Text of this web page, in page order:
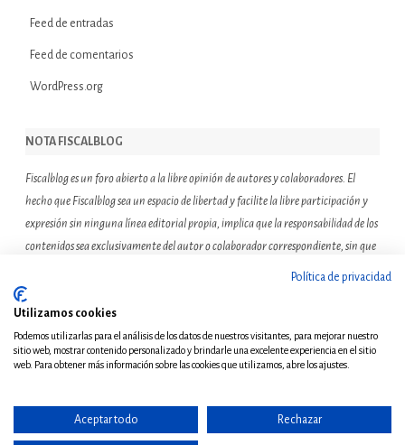
Feed de entradas
Feed de comentarios
WordPress.org
NOTA FISCALBLOG
Fiscalblog es un foro abierto a la libre opinión de autores y colaboradores. El
hecho que Fiscalblog sea un espacio de libertad y facilite la libre participación y
expresión sin ninguna línea editorial propia, implica que la responsabilidad de los
contenidos sea exclusivamente del autor o colaborador correspondiente, sin que
ello suponga que el resto de miembros de la comunidad de Fiscalblog asuman o
compartan las reflexiones u opiniones expresadas.
© Copyright 2011 - Todos
Política de privacidad
Utilizamos cookies
Podemos utilizarlas para el análisis de los datos de nuestros visitantes, para mejorar nuestro
sitio web, mostrar contenido personalizado y brindarle una excelente experiencia en el sitio
web. Para obtener más información sobre las cookies que utilizamos, abre los ajustes.
Aceptar todo Rechazar